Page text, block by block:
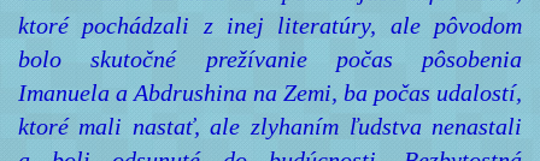
ktoré pochádzali z inej literatúry, ale pôvodom
bolo skutočné prežívanie počas pôsobenia
Imanuela a Abdrushina na Zemi, ba počas udalostí,
ktoré mali nastať, ale zlyhaním ľudstva nenastali